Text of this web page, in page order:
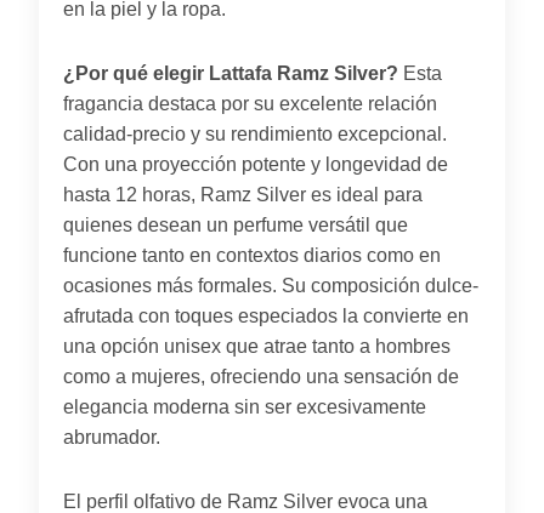
en la piel y la ropa.
¿Por qué elegir Lattafa Ramz Silver? Esta
fragancia destaca por su excelente relación
calidad-precio y su rendimiento excepcional.
Con una proyección potente y longevidad de
hasta 12 horas, Ramz Silver es ideal para
quienes desean un perfume versátil que
funcione tanto en contextos diarios como en
ocasiones más formales. Su composición dulce-
afrutada con toques especiados la convierte en
una opción unisex que atrae tanto a hombres
como a mujeres, ofreciendo una sensación de
elegancia moderna sin ser excesivamente
abrumador.
El perfil olfativo de Ramz Silver evoca una